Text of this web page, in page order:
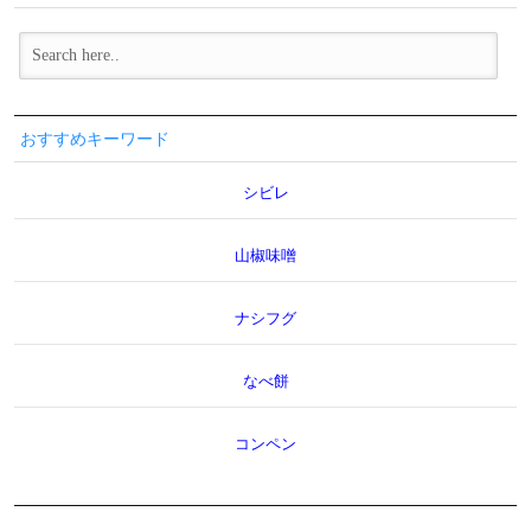
おすすめキーワード
シビレ
山椒味噌
ナシフグ
なべ餅
コンペン